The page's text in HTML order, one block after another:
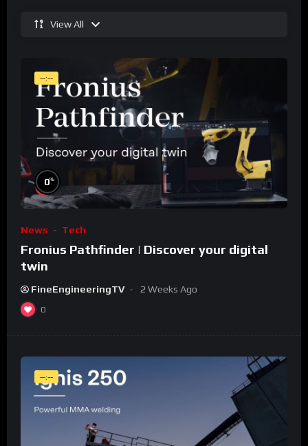
View All
--:--
0%
News Tech
Fronius Pathfinder | Discover your digital
twin
FineEngineeringTV 2 Weeks Ago
0
--:--